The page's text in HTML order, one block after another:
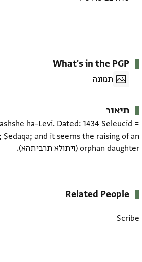
What's in the PGP
תמונה
תיאור
ha-Levi. Dated: 1434 Seleucid =
and it seems the raising of an
orphan daughter (ויתולא תרביתהא).
Related People
Scribe